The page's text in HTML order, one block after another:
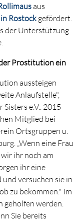
aus
Rostock gefördert.
der Unterstützung
Prostitution ein
aussteigen
Anlaufstelle",
e.V.. 2015
Mitglied bei
Ortsgruppen u.
„Wenn eine Frau
ihr noch am
ihr eine
versuchen sie in
zu bekommen." Im
geholfen werden.
Sie bereits